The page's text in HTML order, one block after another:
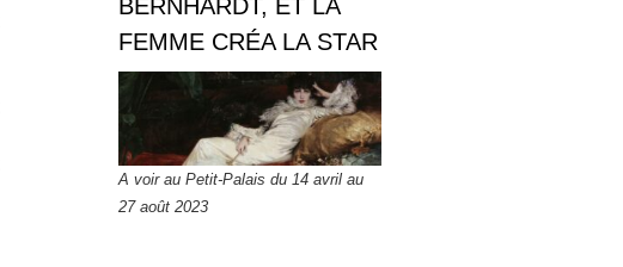
BERNHARDT, ET LA
FEMME CRÉA LA STAR
A voir au Petit-Palais du 14 avril au
27 août 2023